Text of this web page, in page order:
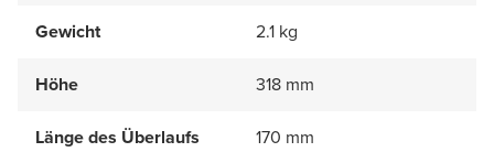
Gewicht 2.1 kg
Höhe 318 mm
Länge des Überlaufs 170 mm